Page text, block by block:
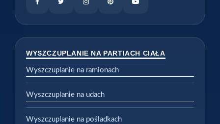
WYSZCZUPLANIE NA PARTIACH CIAŁA
Wyszczuplanie na ramionach
Wyszczuplanie na udach
Wyszczuplanie na pośladkach